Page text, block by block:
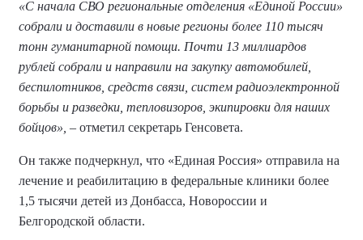
«С начала СВО региональные отделения «Единой России»
собрали и доставили в новые регионы более 110 тысяч
тонн гуманитарной помощи. Почти 13 миллиардов
рублей собрали и направили на закупку автомобилей,
беспилотников, средств связи, систем радиоэлектронной
борьбы и разведки, тепловизоров, экипировки для наших
бойцов», – отметил секретарь Генсовета.
Он также подчеркнул, что «Единая Россия» отправила на
лечение и реабилитацию в федеральные клиники более
1,5 тысячи детей из Донбасса, Новороссии и
Белгородской области.